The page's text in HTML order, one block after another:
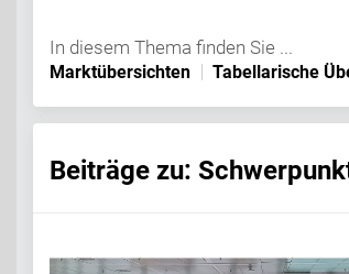
In diesem Thema finden Sie ...
Marktübersichten Tabellarische
Beiträge zu: